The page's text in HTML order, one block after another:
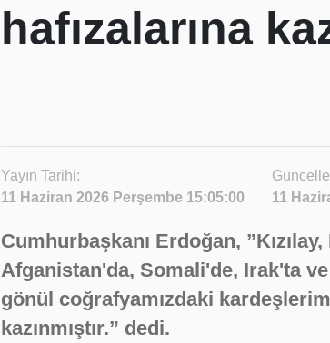
hafızalarına
Yayın Tarihi:
11 Haziran 2026 Perşembe 15:05:00
11
Cumhurbaşkanı Erdoğan,
Afganistan'da, Somali'de, Irak'ta
gönül coğrafyamızdaki
kazınmıştır.” dedi.